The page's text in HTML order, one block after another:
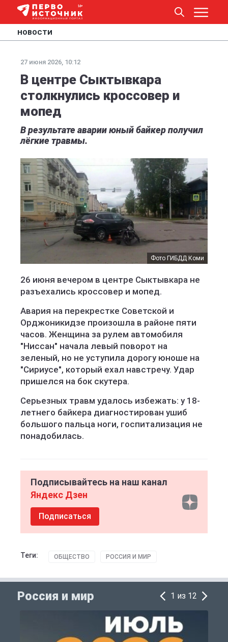
НОВОСТИ
27 июня 2026, 10:12
В центре Сыктывкара
столкнулись кроссовер и
мопед
В результате аварии юный байкер получил
лёгкие травмы.
Фото ГИБДД Коми
26 июня вечером в центре Сыктывкара не
разъехались кроссовер и мопед.
Авария на перекрестке Советской и
Орджоникидзе произошла в районе пяти
часов. Женщина за рулем автомобиля
"Ниссан" начала левый поворот на
зеленый, но не уступила дорогу юноше на
"Сириусе", который ехал навстречу. Удар
пришелся на бок скутера.
Серьезных травм удалось избежать: у 18-
летнего байкера диагностирован ушиб
большого пальца ноги, госпитализация не
понадобилась.
Подписывайтесь на наш канал
Яндекс Дзен
Подписаться
Теги: ОБЩЕСТВО РОССИЯ И МИР
Россия и мир 1 из 12